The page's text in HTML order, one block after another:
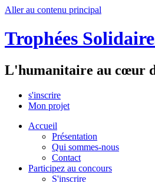
Aller au contenu principal
Trophées
L'humanitaire au cœur
s'inscrire
Mon projet
Accueil
Présentation
Qui sommes-nous
Contact
Participez au concours
S'inscrire